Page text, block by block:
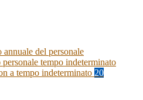
annuale del personale
personale tempo indeterminato
a tempo indeterminato 20